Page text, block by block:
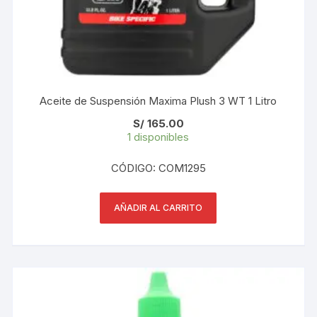
Aceite de Suspensión Maxima Plush 3 WT 1 Litro
S/165.00
1 disponibles
CÓDIGO: COM1295
AÑADIR AL CARRITO